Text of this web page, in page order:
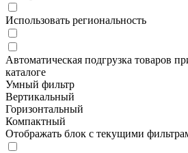
Использовать региональность
Автоматическая подгрузка товаров
каталоге
Умный фильтр
Вертикальный
Горизонтальный
Компактный
Отображать блок с текущими